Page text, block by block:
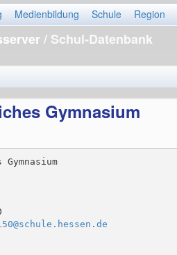
Medienbildung Schule Region
/ Schul-Datenbank
Gymnasium